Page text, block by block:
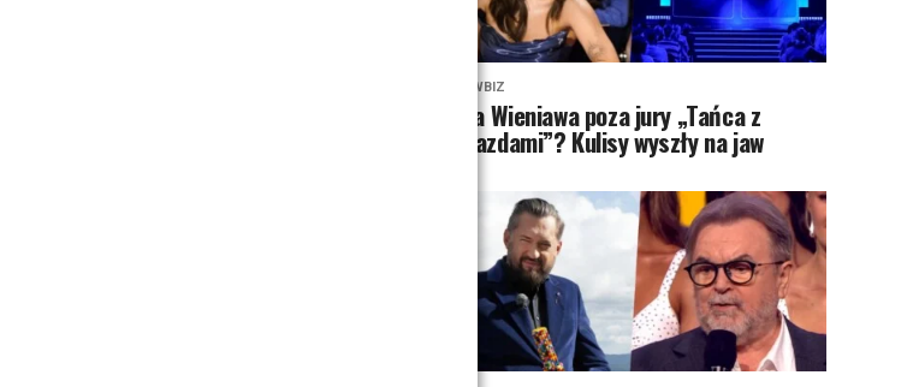
SHOWBIZ
Julia Wieniawa poza jury „Tańca z
Gwiazdami”? Kulisy wyszły na jaw